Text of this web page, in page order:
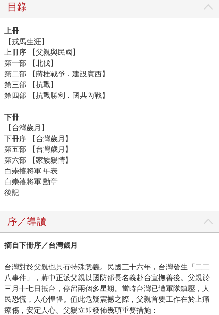
目錄
上冊
【戎馬生涯】
上冊序 【父親與民國】
第一部 【北伐】
第二部 【蔣桂戰爭．建設廣西】
第三部 【抗戰】
第四部 【抗戰勝利．國共內戰】
下冊
【台灣歲月】
下冊序 【台灣歲月】
第五部 【台灣歲月】
第六部 【家族親情】
白崇禧將軍 年表
白崇禧將軍 勳章
後記
序／導讀
摘自下冊序／台灣歲月
台灣對於父親也具有特殊意義。民國三十六年，台灣發生「二二
八事件」，蔣中正派父親以國防部長名義赴台宣撫善後。父親於
三月十七日抵台，停留兩個多星期。當時台灣已遭軍隊鎮壓，人
民恐慌，人心惶惶。值此危疑震撼之際，父親首要工作在於止痛
療傷，安定人心。父親立即發佈幾項重要措施：